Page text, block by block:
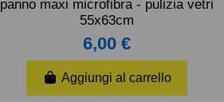
panno maxi microfibra - pulizia vetri
55x63cm
6,00 €
Aggiungi al carrello